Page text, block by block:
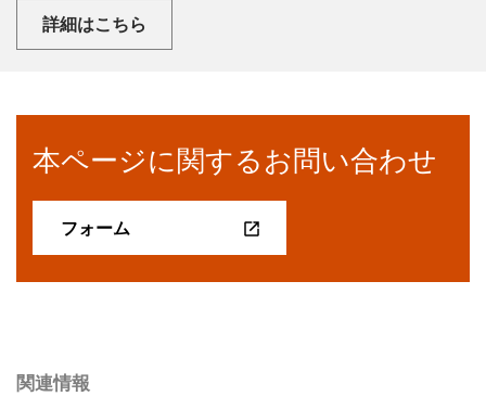
詳細はこちら
本ページに関するお問い合わせ
フォーム
関連情報